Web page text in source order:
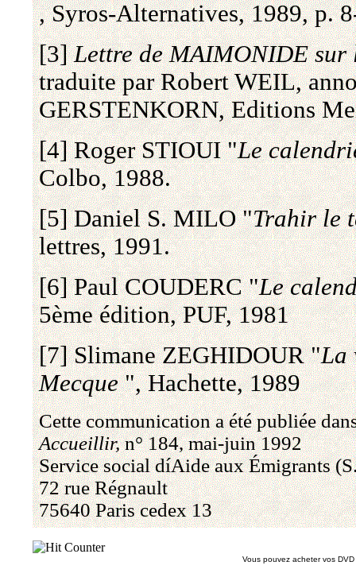
, Syros-Alternatives, 1989, p.
[3]Lettre de MAIMONIDE
traduite par Robert WEIL,
GERSTENKORN, Editions
[4] Roger STIOUI "Le
Colbo, 1988.
[5] Daniel S. MILO "Trahir le
lettres, 1991.
[6] Paul COUDERC "Le
5ème édition, PUF, 1981
[7] Slimane ZEGHIDOUR "La
Mecque", Hachette, 1989
Cette communication a été publiée
Accueillir,n° 184, mai-juin 1992
Service social díAide aux Émigrants
72 rue Régnault
75640 Paris cedex 13
Vous pouvez acheter vos